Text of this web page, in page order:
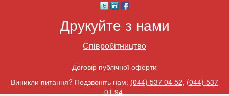
Друкуйте з нами
Співробітництво
Договір публічної оферти
Виникли питання? Подзвоніть нам: (044) 537 04 52, (044) 537
01 94.